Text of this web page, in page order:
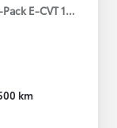
E-CVT 140HP
km